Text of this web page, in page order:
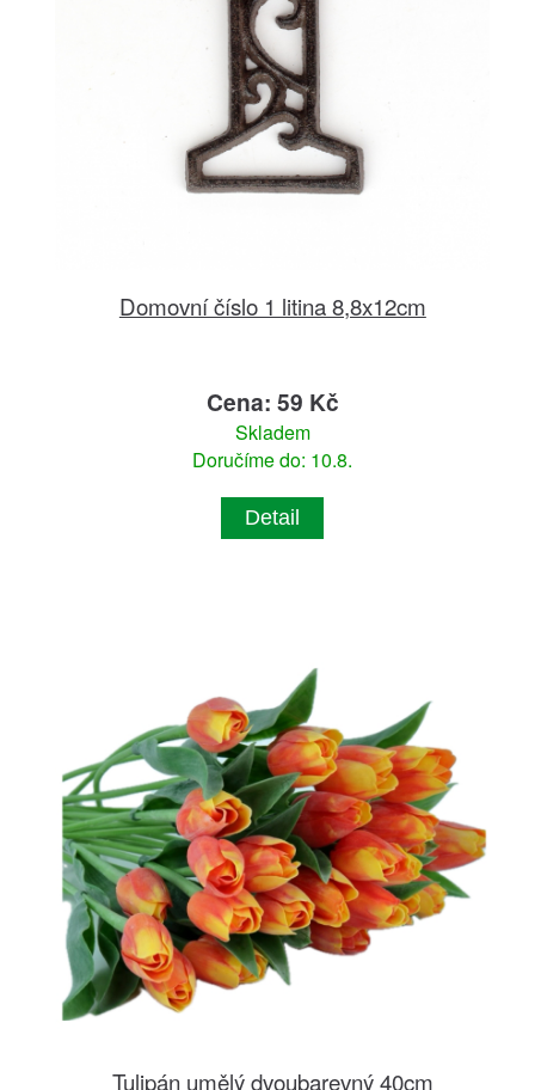
Domovní číslo 1 litina 8,8x12cm
Cena: 59 Kč
Skladem
Doručíme do: 10.8.
Detail
Tulipán umělý dvoubarevný 40cm